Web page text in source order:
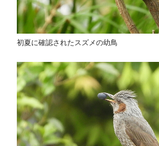
初夏に確認されたスズメの幼鳥